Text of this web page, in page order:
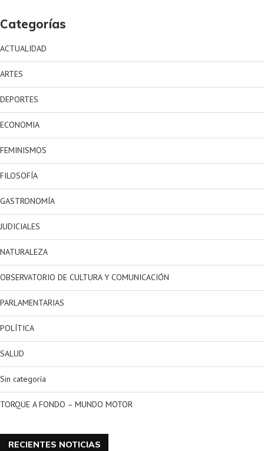
Categorías
ACTUALIDAD
ARTES
DEPORTES
ECONOMIA
FEMINISMOS
FILOSOFÍA
GASTRONOMÍA
JUDICIALES
NATURALEZA
OBSERVATORIO DE CULTURA Y COMUNICACIÓN
PARLAMENTARIAS
POLÍTICA
SALUD
Sin categoría
TORQUE A FONDO – MUNDO MOTOR
RECIENTES NOTICIAS